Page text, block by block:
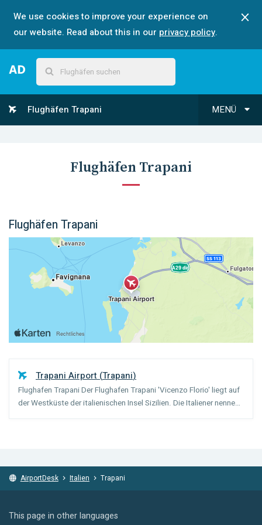
We use cookies to improve your experience on
our website. Read about this in our privacy policy.
MENÜ
Flughäfen Trapani
Flughäfen Trapani
Flughäfen Trapani
Trapani Airport (Trapani)
Flughafen Trapani Der Flughafen Trapani 'Vicenzo Florio' liegt auf
der Westküste der italienischen Insel Sizilien. Die Italiener nennen
AirportDesk Italien Trapani
This page in other languages